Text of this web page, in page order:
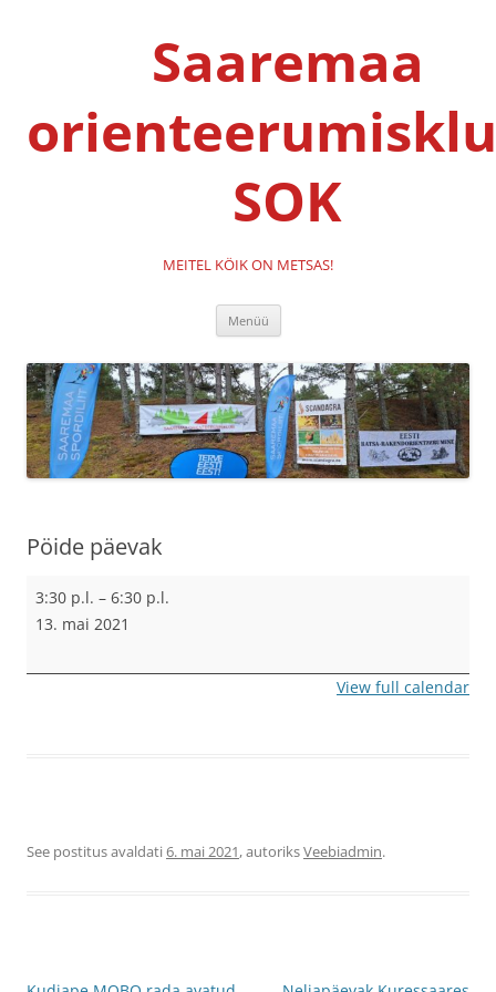
Saaremaa
SOK
MEITEL KÖIK ON METSAS!
Menüü
Pöide päevak
Pöide
päevak
3:30 p.l. – 6:30 p.l.
13. mai 2021
View full calendar
See postitus avaldati6. mai 2021, autoriksVeebiadmin.